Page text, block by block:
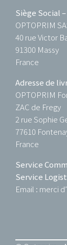
Siège Social
OPTOPRIM
40 rue Victor
91300 Massy
France
Adresse de
OPTOPRIM
ZAC de Fregy
2 rue Sophie
77610
France
Service
Service
Email : merci